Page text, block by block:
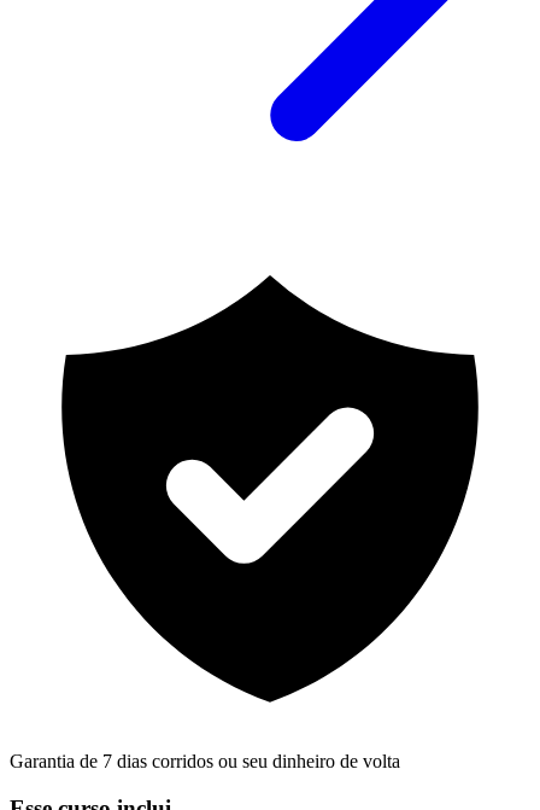
Garantia de 7 dias corridos ou seu dinheiro de volta